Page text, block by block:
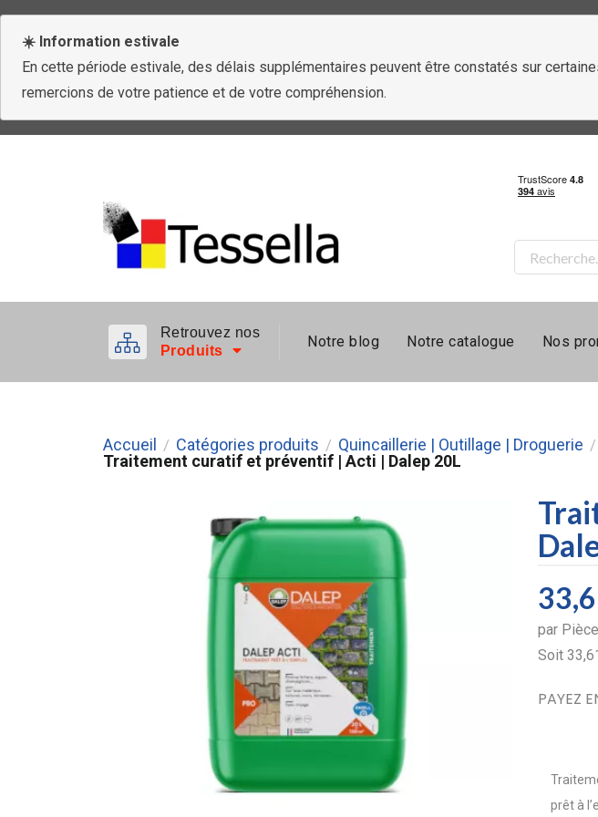
☀️ Information estivale
En cette période estivale, des délais supplémentaires peuvent être constatés sur
remercions de votre patience et de votre compréhension.
Retrouvez nos
Produits
Notre blog Notre catalogue Nos
Accueil / Catégories produits / Quincaillerie | Outillage | Droguerie /
Traitement curatif et préventif | Acti | Dalep 20L
par Pièce
Soit
PAYEZ
prêt à